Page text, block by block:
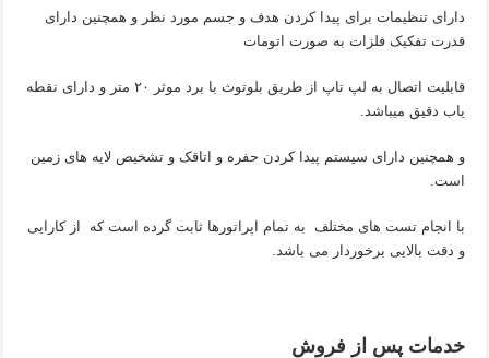
دارای تنظیمات برای پیدا کردن هدف و جسم مورد نظر و همچنین دارای
قدرت تفکیک فلزات به صورت اتومات
قابلیت اتصال به لپ تاپ از طریق بلوتوث با برد موثر ۲۰ متر و دارای نقطه
یاب دقیق میباشد.
و همچنین دارای سیستم پیدا کردن حفره و اتاقک و تشخیص لایه های زمین
است.
با انجام تست های مختلف به تمام اپراتورها ثابت گرده است که از کارایی
و دقت بالایی برخوردار می باشد.
خدمات پس از فروش